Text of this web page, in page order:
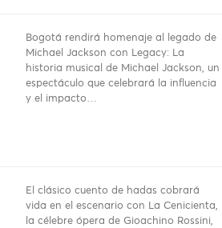
Bogotá rendirá homenaje al legado de
Michael Jackson con Legacy: La
historia musical de Michael Jackson, un
espectáculo que celebrará la influencia
y el impacto…
El clásico cuento de hadas cobrará
vida en el escenario con La Cenicienta,
la célebre ópera de Gioachino Rossini,